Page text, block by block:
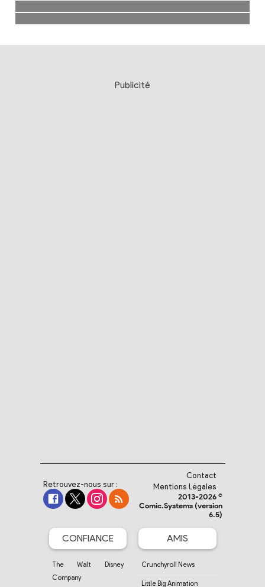
Publicité
Retrouvez-nous sur :
Contact
Mentions Légales
2013-2026 ©
Comic.Systems (version
6.5)
CONFIANCE
The Walt Disney
Company
AMIS
Crunchyroll News
Little Big Animation